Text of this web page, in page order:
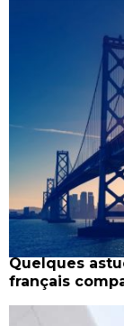
Quelques
français